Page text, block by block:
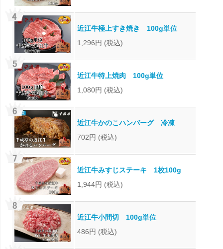
近江牛極上すき焼き 100g単位
1,296円 (税込)
近江牛特上焼肉 100g単位
1,080円 (税込)
近江牛かのこハンバーグ 冷凍
702円 (税込)
近江牛みすじステーキ 1枚100g
1,944円 (税込)
近江牛小間切 100g単位
486円 (税込)